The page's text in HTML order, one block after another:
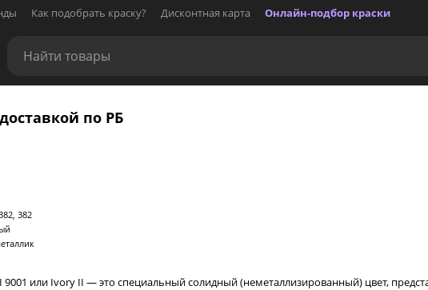
Как подобрать краску? Дисконтная карта Онлайн-подбор краски
по РБ
382
9001 или Ivory II — это специальный солидный (неметаллизированный) цвет,